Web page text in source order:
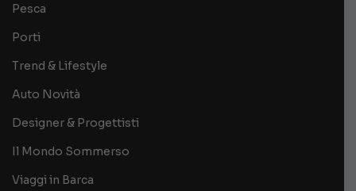
Pesca
Porti
Trend & Lifestyle
Auto Novità
Designer & Progettisti
Il Mondo Sommerso
Viaggi in Barca